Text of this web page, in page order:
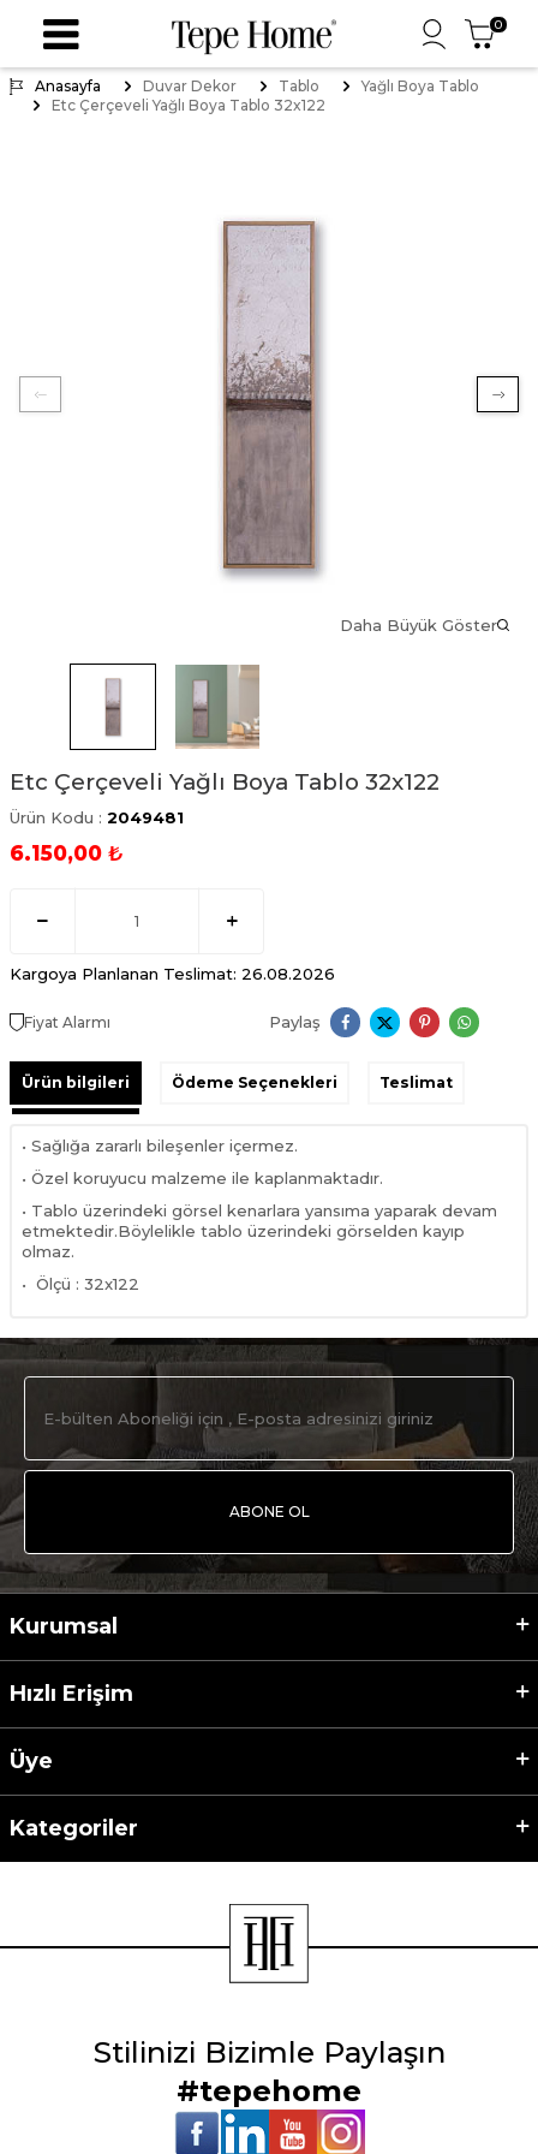
0
Anasayfa Duvar Dekor Tablo
Yağlı Boya Tablo
Etc Çerçeveli Yağlı Boya Tablo 32x122
Daha Büyük Göster
Etc Çerçeveli Yağlı Boya Tablo 32x122
Ürün Kodu : 2049481
6.150,00 ₺
Kargoya Planlanan Teslimat: 26.08.2026
Fiyat Alarmı Paylaş
Ürün bilgileri Ödeme Seçenekleri Teslimat
• Sağlığa zararlı bileşenler içermez.
• Özel koruyucu malzeme ile kaplanmaktadır.
• Tablo üzerindeki görsel kenarlara yansıma yaparak devam
etmektedir.Böylelikle tablo üzerindeki görselden kayıp
olmaz.
• Ölçü : 32x122
ABONE OL
Kurumsal
Hızlı Erişim
Üye
Kategoriler
Stilinizi Bizimle Paylaşın
#tepehome